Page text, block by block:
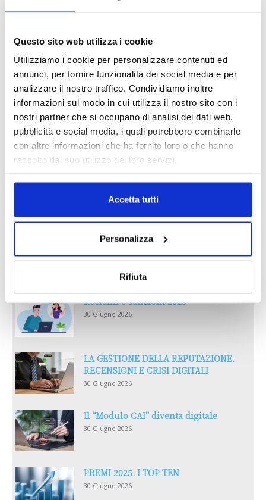
Questo sito web utilizza i cookie
Utilizziamo i cookie per personalizzare contenuti ed
annunci, per fornire funzionalità dei social media e per
analizzare il nostro traffico. Condividiamo inoltre
informazioni sul modo in cui utilizza il nostro sito con i
nostri partner che si occupano di analisi dei dati web,
pubblicità e social media, i quali potrebbero combinarle
con altre informazioni che ha fornito loro o che hanno
raccolto dal suo utilizzo dei loro servizi.
Accetta tutti
Personalizza
Rifiuta
MAGNIFICA HUMANITAS (l’impatto
dell’IA sul futuro e oltre)
IL MENSILE ASSINEWS LUGLIO-
AGOSTO 2026
Reclami e sanzioni 2025
30 Giugno 2026
LA GESTIONE DELLA REPUTAZIONE.
RECENSIONI E CRISI DIGITALI
30 Giugno 2026
Il “Modulo CAI” diventa digitale
30 Giugno 2026
PREMI 2025. I TOP TEN
30 Giugno 2026